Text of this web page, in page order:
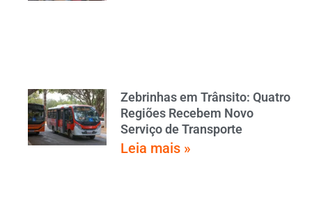
Zebrinhas em Trânsito: Quatro
Regiões Recebem Novo
Serviço de Transporte
Leia mais »